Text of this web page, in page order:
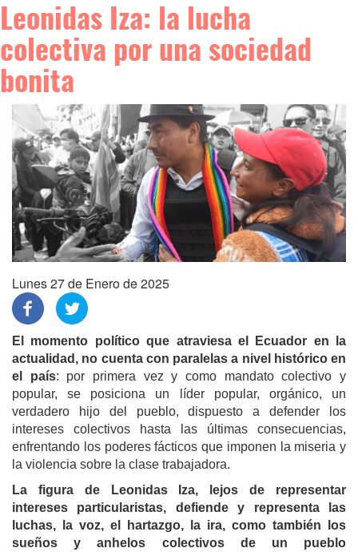
Leonidas Iza: la lucha
colectiva por una sociedad
bonita
Lunes 27 de Enero de 2025
El momento político que atraviesa el Ecuador en la
actualidad, no cuenta con paralelas a nivel histórico en
el país: por primera vez y como mandato colectivo y
popular, se posiciona un líder popular, orgánico, un
verdadero hijo del pueblo, dispuesto a defender los
intereses colectivos hasta las últimas consecuencias,
enfrentando los poderes fácticos que imponen la miseria y
la violencia sobre la clase trabajadora.
La figura de Leonidas Iza, lejos de representar
intereses particularistas, defiende y representa las
luchas, la voz, el hartazgo, la ira, como también los
sueños y anhelos colectivos de un pueblo